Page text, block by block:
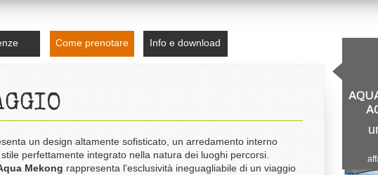
Come prenotare Info e download
un design altamente sofisticato, un arredamento interno
perfettamente integrato nella natura dei luoghi percorsi.
Mekong rappresenta l'esclusività ineguagliabile di un viaggio